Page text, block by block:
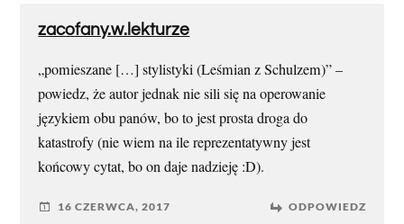
zacofany.w.lekturze
„pomieszane […] stylistyki (Leśmian z Schulzem)” –
powiedz, że autor jednak nie sili się na operowanie
językiem obu panów, bo to jest prosta droga do
katastrofy (nie wiem na ile reprezentatywny jest
końcowy cytat, bo on daje nadzieję :D).
16 CZERWCA, 2017 ODPOWIEDZ